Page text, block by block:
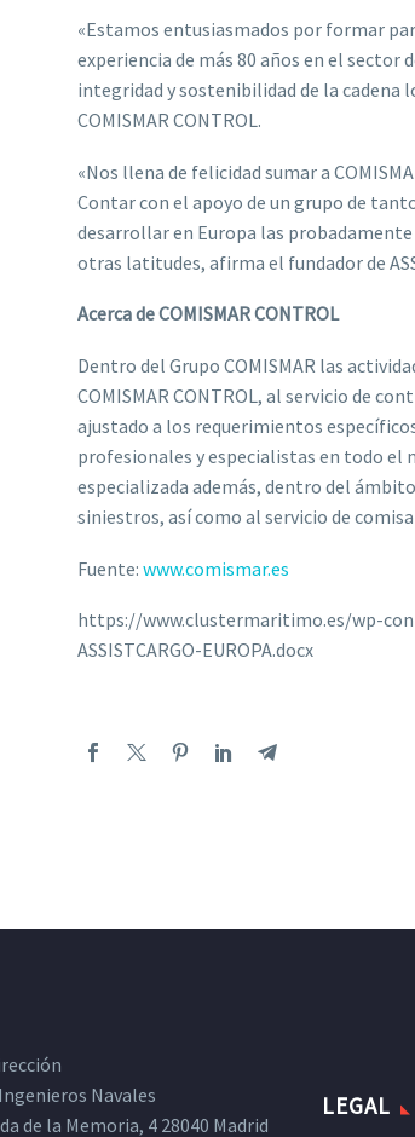
«Estamos entusiasmados por formar
experiencia de más 80 años en el
integridad y sostenibilidad de la cadena
COMISMAR CONTROL.
«Nos llena de felicidad sumar a
Contar con el apoyo de un grupo de
desarrollar en Europa las
otras latitudes, afirma el fundador de
Acerca de COMISMAR CONTROL
Dentro del Grupo COMISMAR las
COMISMAR CONTROL, al servicio de
ajustado a los requerimientos
profesionales y especialistas en todo el
especializada además, dentro del
siniestros, así como al servicio de
Fuente: www.comismar.es
https://www.clustermaritimo.es/wp-
ASSISTCARGO-EUROPA.docx
Ingenieros Navales
de la Memoria, 4 28040 Madrid
LEGAL